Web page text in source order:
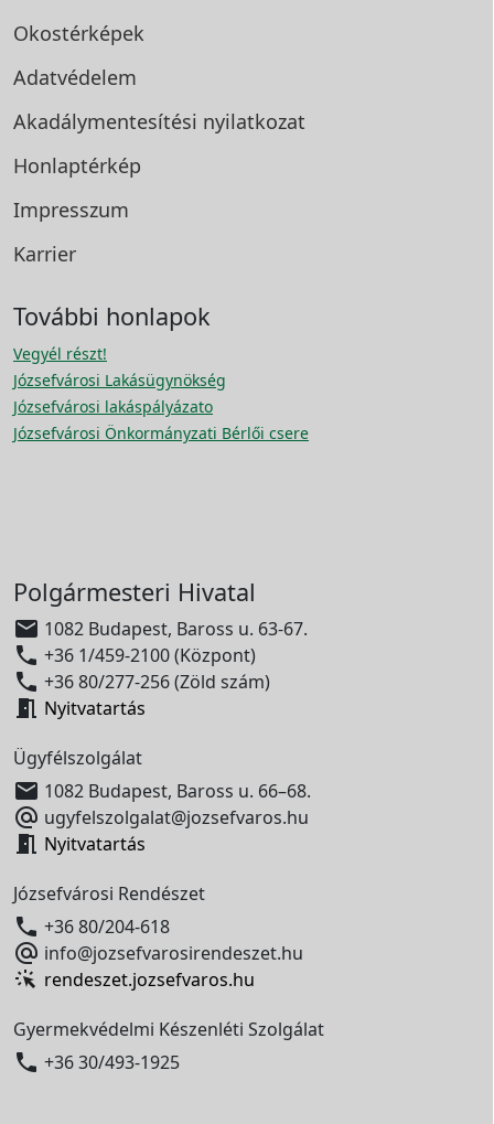
Okostérképek
Adatvédelem
Akadálymentesítési nyilatkozat
Honlaptérkép
Impresszum
Karrier
További honlapok
Vegyél részt!
Józsefvárosi Lakásügynökség
Józsefvárosi lakáspályázato
Józsefvárosi Önkormányzati Bérlői csere
Polgármesteri Hivatal
 1082 Budapest, Baross u. 63-67.
 +36 1/459-2100 (Központ)
 +36 80/277-256 (Zöld szám)
 Nyitvatartás
Ügyfélszolgálat
 1082 Budapest, Baross u. 66–68.
 ugyfelszolgalat@jozsefvaros.hu
 Nyitvatartás
Józsefvárosi Rendészet
 +36 80/204-618
 info@jozsefvarosirendeszet.hu
rendeszet.jozsefvaros.hu
Gyermekvédelmi Készenléti Szolgálat
 +36 30/493-1925